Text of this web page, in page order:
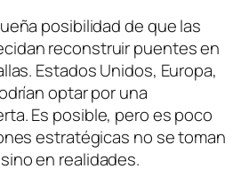
posibilidad de que las
reconstruir puentes en
Estados Unidos, Europa,
optar por una
Es posible, pero es poco
estratégicas no se toman
en realidades.